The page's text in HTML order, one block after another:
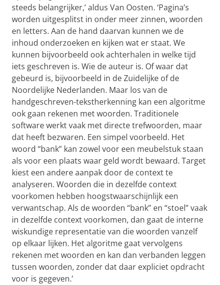
steeds belangrijker,’ aldus Van Oosten. ‘Pagina’s
worden uitgesplitst in onder meer zinnen, woorden
en letters. Aan de hand daarvan kunnen we de
inhoud onderzoeken en kijken wat er staat. We
kunnen bijvoorbeeld ook achterhalen in welke tijd
iets geschreven is. Wie de auteur is. Of waar dat
gebeurd is, bijvoorbeeld in de Zuidelijke of de
Noordelijke Nederlanden. Maar los van de
handgeschreven-tekstherkenning kan een algoritme
ook gaan rekenen met woorden. Traditionele
software werkt vaak met directe trefwoorden, maar
dat heeft bezwaren. Een simpel voorbeeld. Het
woord “bank” kan zowel voor een meubelstuk staan
als voor een plaats waar geld wordt bewaard. Target
kiest een andere aanpak door de context te
analyseren. Woorden die in dezelfde context
voorkomen hebben hoogstwaarschijnlijk een
verwantschap. Als de woorden “bank” en “stoel” vaak
in dezelfde context voorkomen, dan gaat de interne
wiskundige representatie van die woorden vanzelf
op elkaar lijken. Het algoritme gaat vervolgens
rekenen met woorden en kan dan verbanden leggen
tussen woorden, zonder dat daar expliciet opdracht
voor is gegeven.’
Prof.dr. Lambert Schomaker: computers teksten leren